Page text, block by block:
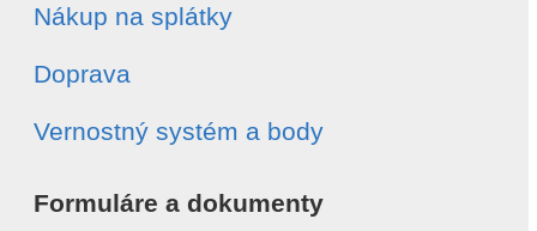
Nákup na splátky
Doprava
Vernostný systém a body
Formuláre a dokumenty